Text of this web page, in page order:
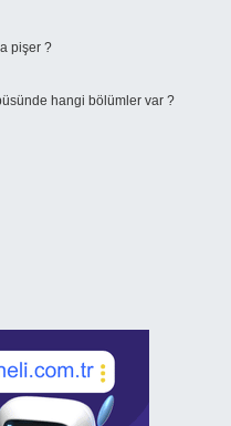
pişer ?
hangi bölümler var ?